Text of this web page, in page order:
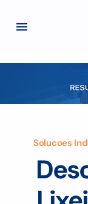
Solucoes